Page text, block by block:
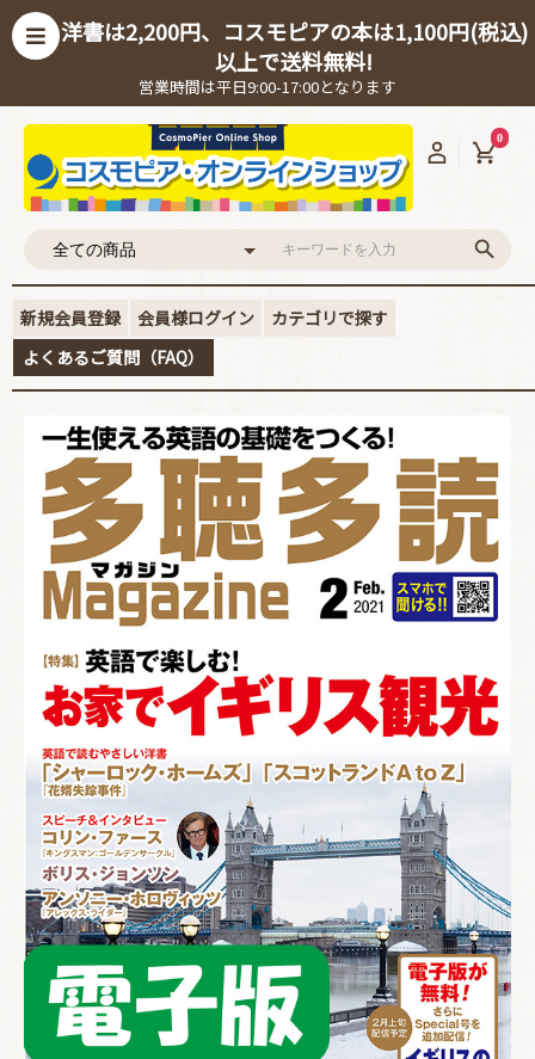
洋書は2,200円、コスモピアの本は1,100円(税込)
以上で送料無料!
営業時間は平日9:00-17:00となります
0
新規会員登録 会員様ログイン
カテゴリで探す
よくあるご質問（FAQ）